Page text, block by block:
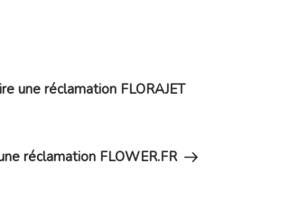
une réclamation FLORAJET
réclamation FLOWER.FR